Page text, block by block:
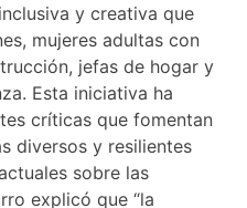
y creativa que
mujeres adultas con
jefas de hogar y
Esta iniciativa ha
críticas que fomentan
diversos y resilientes
sobre las
explicó que “la